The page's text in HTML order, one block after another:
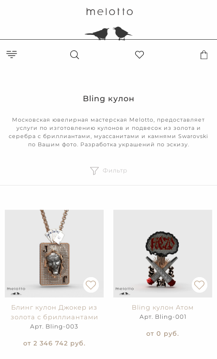
Bling кулон
Московская ювелирная мастерская Melotto, предоставляет
услуги по изготовлению кулонов и подвесок из золота и
серебра с бриллиантами, муассанитами и камнями Swarovski
по Вашим фото. Разработка украшений по эскизу.
Фильтр
Блинг кулон Джокер из
золота с бриллиантами
Арт. Bling-003
от 2 346 742 руб.
Bling кулон Атом
Арт. Bling-001
от 0 руб.